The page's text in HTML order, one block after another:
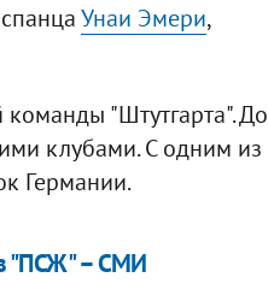
Унаи Эмери,
"Штутгарта". До
клубами. С одним из
Германии.
"ПСЖ" – СМИ